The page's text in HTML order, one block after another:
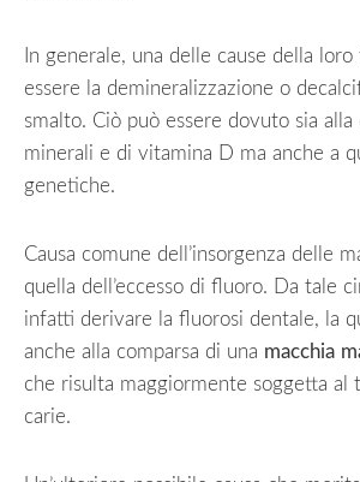
In generale, una delle cause della
essere la demineralizzazione o
smalto. Ciò può essere dovuto sia alla
minerali e di vitamina D ma anche a
genetiche.
Causa comune dell’insorgenza delle
quella dell’eccesso di fluoro. Da tale
infatti derivare la fluorosi dentale, la
anche alla comparsa di una macchia
che risulta maggiormente soggetta al
carie.